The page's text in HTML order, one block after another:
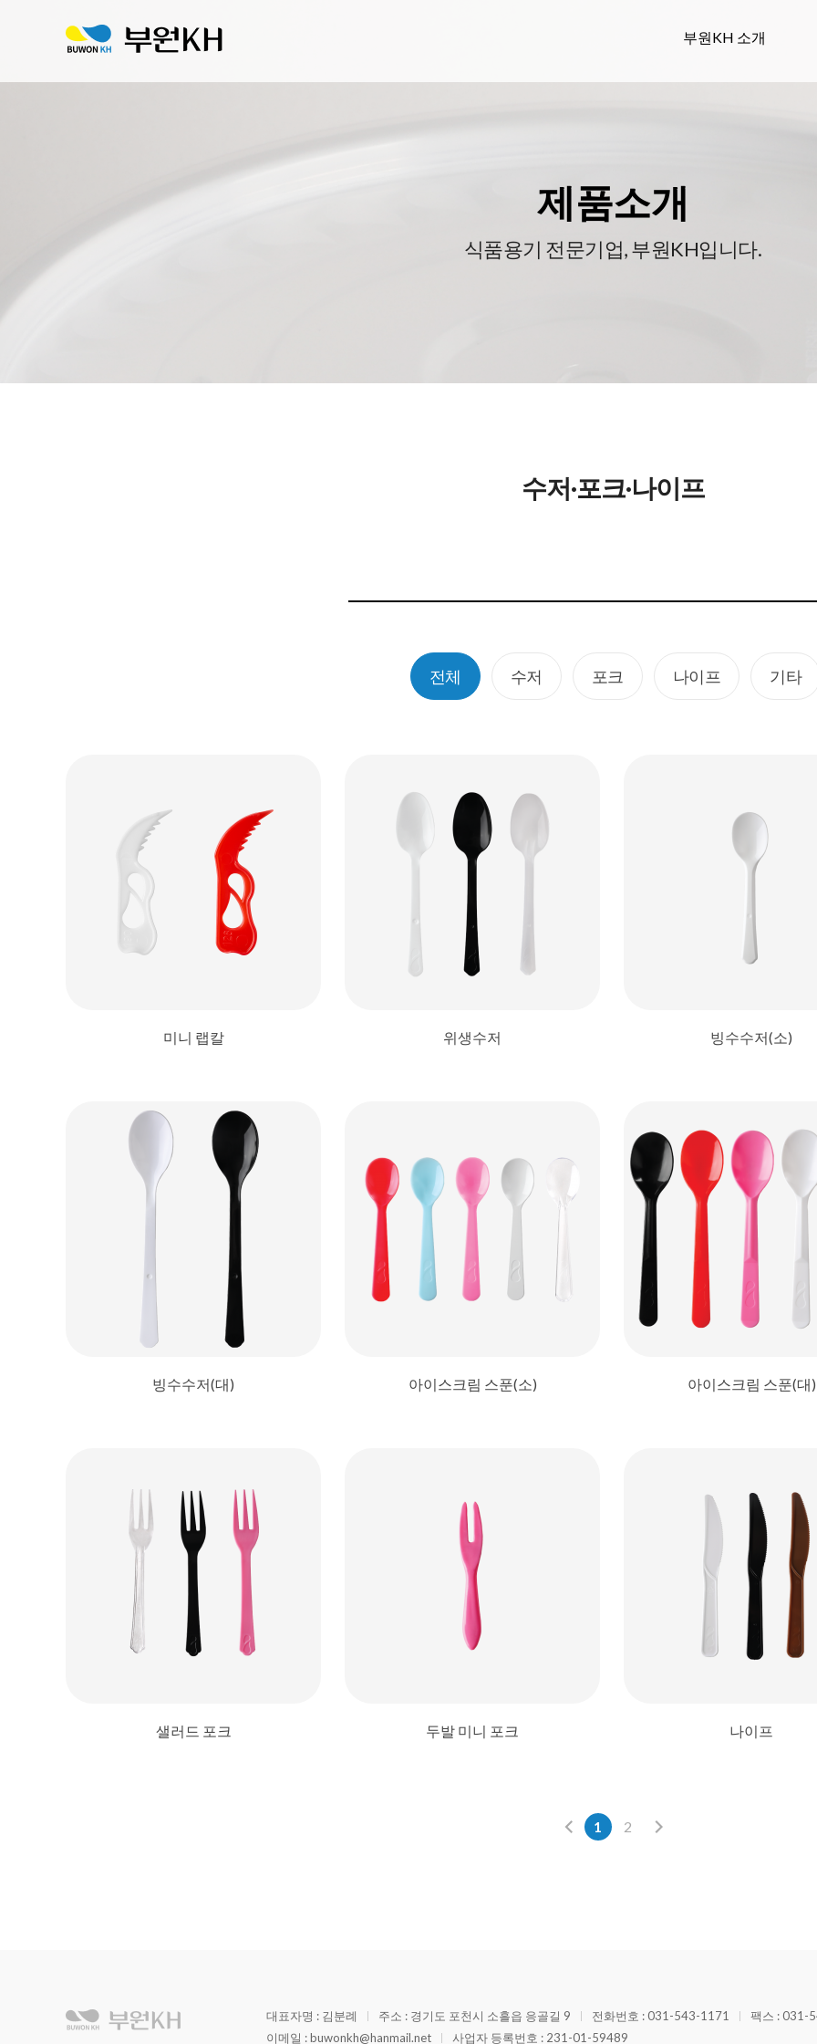
부원KH 소개
제품소개
식품용기 전문기업, 부원KH입니다.
수저·포크·나이프
전체 수저 포크 나이프 기타
미니 랩칼 위생수저 빙수수저(소)
빙수수저(대) 아이스크림 스푼(소) 아이스크림 스푼(대)
샐러드 포크 두발 미니 포크 나이프
1 2
대표자명 : 김분례 주소 : 경기도 포천시 소흘읍 응골길 9 전화번호 : 031-543-1171
팩스 : 031-
이메일 : buwonkh@hanmail.net
사업자 등록번호 : 231-01-59489